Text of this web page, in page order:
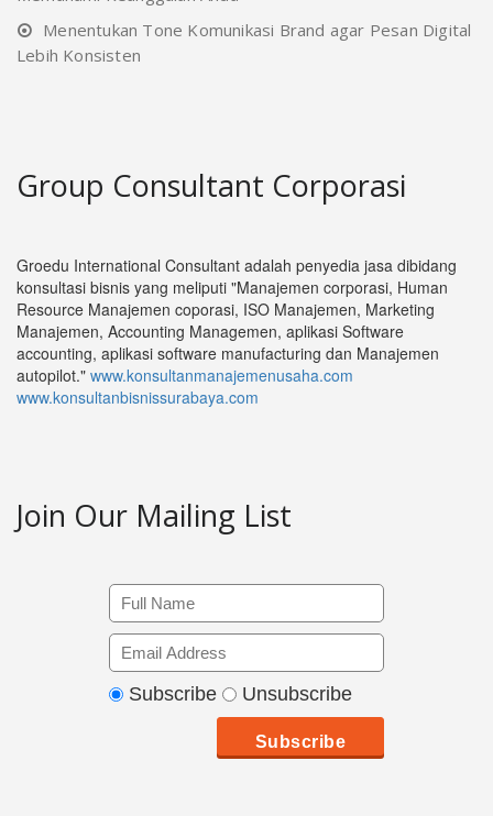
Menentukan Tone Komunikasi Brand agar Pesan Digital
Lebih Konsisten
Group Consultant Corporasi
Groedu International Consultant adalah penyedia jasa dibidang
konsultasi bisnis yang meliputi "Manajemen corporasi, Human
Resource Manajemen coporasi, ISO Manajemen, Marketing
Manajemen, Accounting Managemen, aplikasi Software
accounting, aplikasi software manufacturing dan Manajemen
autopilot." www.konsultanmanajemenusaha.com
www.konsultanbisnissurabaya.com
Join Our Mailing List
Subscribe Unsubscribe